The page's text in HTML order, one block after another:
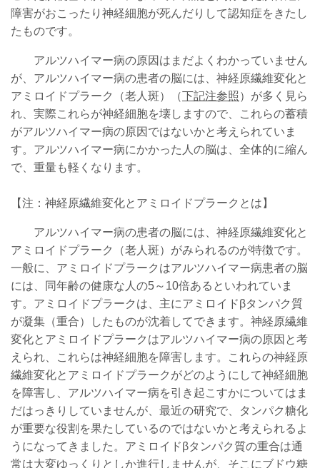
障害がおこったり神経細胞が死んだりして認知症をきたし
たものです。
アルツハイマー病の原因はまだよくわかっていません
が、アルツハイマー病の患者の脳には、神経原繊維変化と
アミロイドプラーク（老人斑）（下記注参照 ）が多く見ら
れ、実際これらが神経細胞を壊しますので、これらの蓄積
がアルツハイマー病の原因ではないかと考えられていま
す。アルツハイマー病にかかった人の脳は、全体的に縮ん
で、重量も軽くなります。
【注：神経原繊維変化とアミロイドプラークとは】
アルツハイマー病の患者の脳には、神経原繊維変化と
アミロイドプラーク（老人斑）がみられるのが特徴です。
一般に、アミロイドプラークはアルツハイマー病患者の脳
には、同年齢の健康な人の5～10倍あるといわれていま
す。アミロイドプラークは、主にアミロイドβタンパク質
が凝集（重合）したものが沈着してできます。神経原繊維
変化とアミロイドプラークはアルツハイマー病の原因と考
えられ、これらは神経細胞を障害します。これらの神経原
繊維変化とアミロイドプラークがどのようにして神経細胞
を障害し、アルツハイマー病を引き起こすかについてはま
だはっきりしていませんが、最近の研究で、タンパク糖化
が重要な役割を果たしているのではないかと考えられるよ
うになってきました。アミロイドβタンパク質の重合は通
常は大変ゆっくりとしか進行しませんが、そこにブドウ糖